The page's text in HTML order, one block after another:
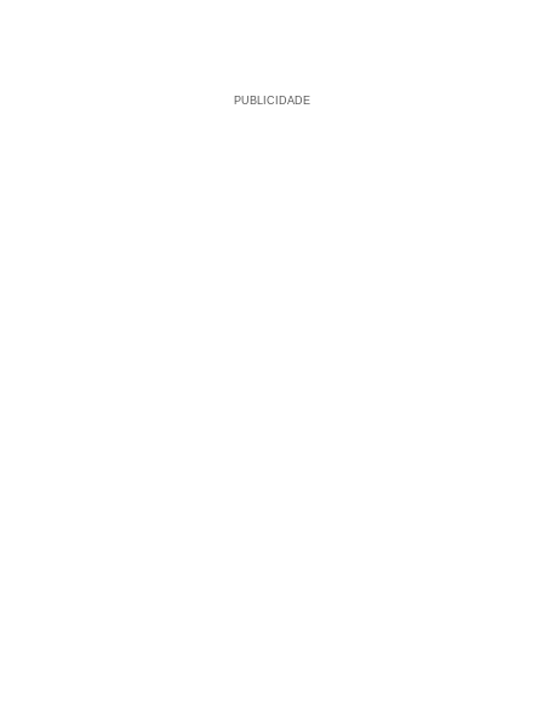
PUBLICIDADE